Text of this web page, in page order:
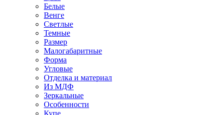
Белые
Венге
Светлые
Темные
Размер
Малогабаритные
Форма
Угловые
Отделка и материал
Из МДФ
Зеркальные
Особенности
Купе